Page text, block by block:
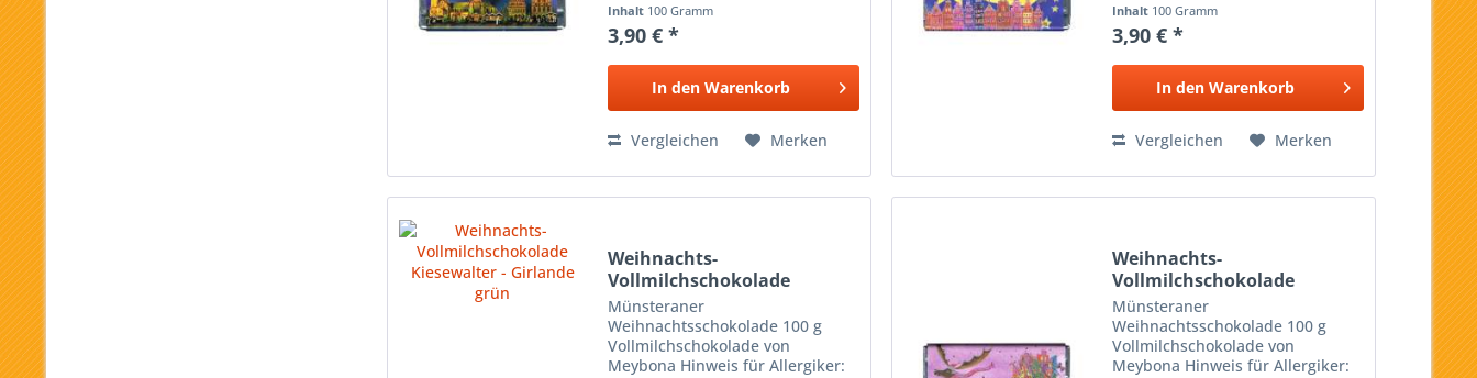
Soja, Vanillin, Mandeln und
Weizenbestandteilen Design: Jens
Henning
Inhalt 100 Gramm
3,90 € *
In den Warenkorb
Vergleichen Merken
Tanja Kiesewalter
Inhalt 100 Gramm
3,90 € *
In den Warenkorb
Vergleichen Merken
Weihnachts-
Vollmilchschokolade
Kiesewalter -...
Münsteraner
Weihnachtsschokolade 100 g
Vollmilchschokolade von
Meybona Hinweis für Allergiker:
Weihnachts-
Vollmilchschokolade
Kiesewalter -...
Münsteraner
Weihnachtsschokolade 100 g
Vollmilchschokolade von
Meybona Hinweis für Allergiker: